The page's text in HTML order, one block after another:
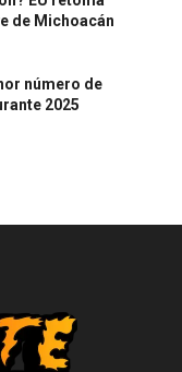
de Michoacán
número de
2025